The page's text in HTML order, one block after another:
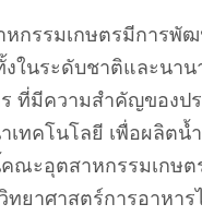
กรรมเกษตรมีการพัฒ
งในระดับชาติและนา
ที่มีความสำคัญของป
เทคโนโลยี เพื่อผลิต
ณะอุตสาหกรรมเกษต
ทยาศาสตร์การอาหา